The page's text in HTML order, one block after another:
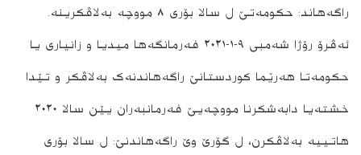
راگەھاند: حکومەتێ ل سالا بۆری ٨ مووچە بەلاڤکرینە.
ئەڤرۆ رۆژا شەمبی ٩-١-٢٠٢١ فەرمانگەھا میدیا و زانیاری یا
حکومەتا ھەرێما کوردستانێ راگەھاندنەک بەلاڤکر و تێدا
خشتەیا دابەشکرنا مووچەیێ فەرمانبەران یێن سالا ٢٠٢٠
ھاتییە بەلاڤکرن، ل گۆرێ وێ راگەھاندنێ: ل سالا بۆری